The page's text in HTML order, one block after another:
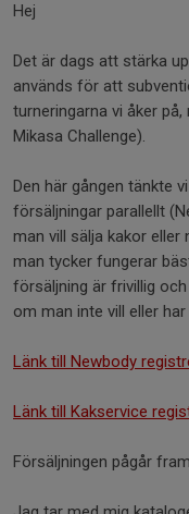
Hej
Det är dags att stärka
används för att
turneringarna vi åker
Mikasa Challenge).
Den här gången tänkte
försäljningar parallellt
man vill sälja kakor eller
man tycker fungerar
försäljning är frivillig
om man inte vill eller
Länk till Newbody
Länk till Kakservice
Försäljningen pågår